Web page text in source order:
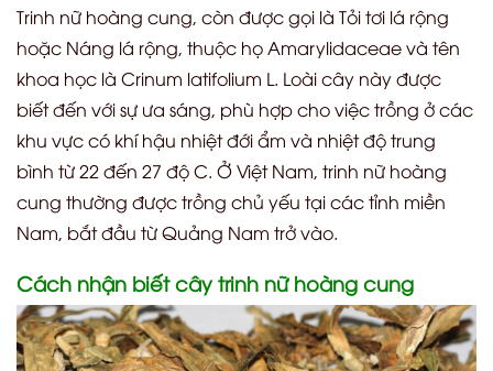
Trinh nữ hoàng cung, còn được gọi là Tỏi tơi lá rộng
hoặc Náng lá rộng, thuộc họ Amarylidaceae và tên
khoa học là Crinum latifolium L. Loài cây này được
biết đến với sự ưa sáng, phù hợp cho việc trồng ở các
khu vực có khí hậu nhiệt đới ẩm và nhiệt độ trung
bình từ 22 đến 27 độ C. Ở Việt Nam, trinh nữ hoàng
cung thường được trồng chủ yếu tại các tỉnh miền
Nam, bắt đầu từ Quảng Nam trở vào.
Cách nhận biết cây trinh nữ hoàng cung